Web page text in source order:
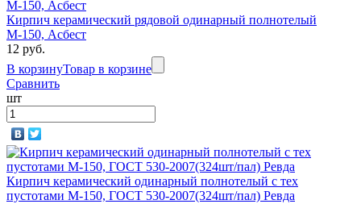
Кирпич керамический рядовой одинарный полнотелый
М-150, Асбест
12 руб.
В корзинуТовар в корзине
Сравнить
шт
Кирпич керамический одинарный полнотелый с тех
пустотами М-150, ГОСТ 530-2007(324шт/пал) Ревда